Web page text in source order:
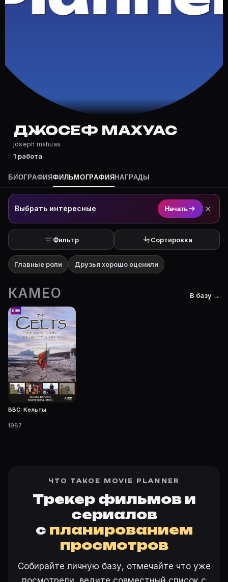
Где снимался Джосеф Махуас?
Джосеф Махуас — актёр. Биография и роли на
Где открыть фильмографию Джосеф Махуас?
На Movie Planner: https://movie-planner.ru/s/
ДЖОСЕФ МАХУАС
joseph mahuas
1 работа
БИОГРАФИЯФИЛЬМОГРАФИЯ НАГРАДЫ
Выбрать интересные Начать ×
Фильтр Сортировка
Главные роли Друзья хорошо оценили
КАМЕО В базу →
BBC: Кельты
1987
ЧТО ТАКОЕ MOVIE PLANNER
Трекер фильмов и
сериалов
с планированием
просмотров
Собирайте личную базу, отмечайте что уже